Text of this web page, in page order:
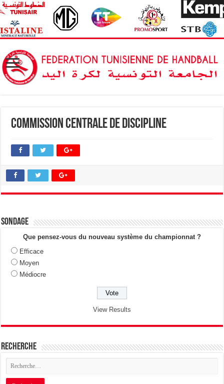
Commission Centrale de Discipline
Sondage
Que pensez-vous du nouveau système du championnat ?
Efficace
Moyen
Médiocre
View Results
Recherche